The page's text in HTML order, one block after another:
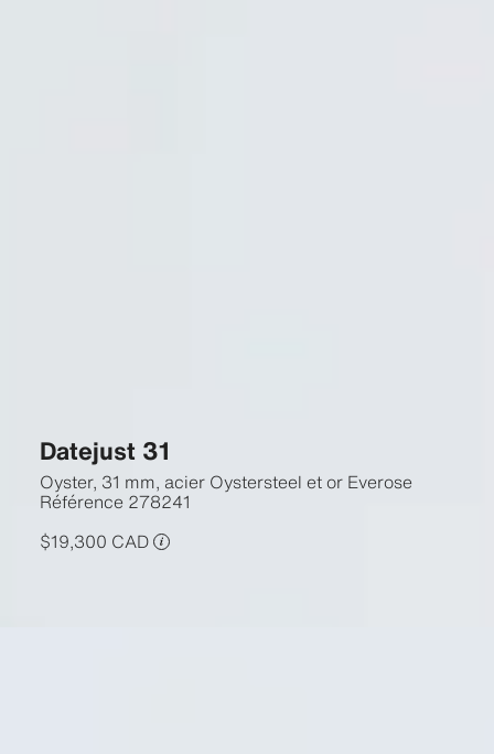
Datejust 31
Oyster, 31 mm, acier Oystersteel et or Everose
Référence 278241
$19,300 CAD